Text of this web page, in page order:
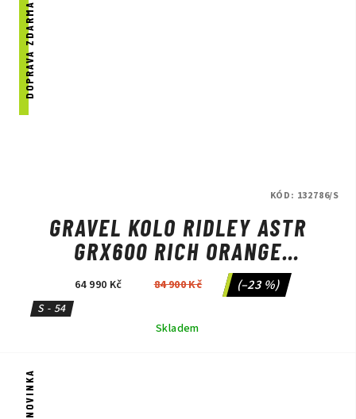
DOPRAVA ZDARMA
GRAVEL KOLO RIDLEY ASTR
GRX600 RICH ORANGE
METALLIC/BLACK METALLIC
64 990 Kč 84 900 Kč (–23 %)
S - 54
Skladem
KÓD: 132786/S
NOVINKA